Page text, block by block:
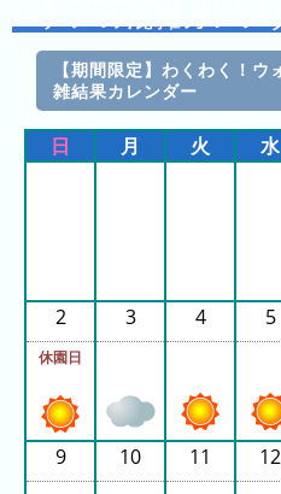
の
ラ
ン
キ
ン
ン
ン
グ
先
【期間限定】わくわく！
雑結果カレンダー
日 月 火 水
2
休園日
3 4 5
9 10 11 12